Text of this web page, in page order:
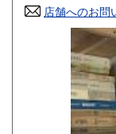
高知県
店舗へのお問